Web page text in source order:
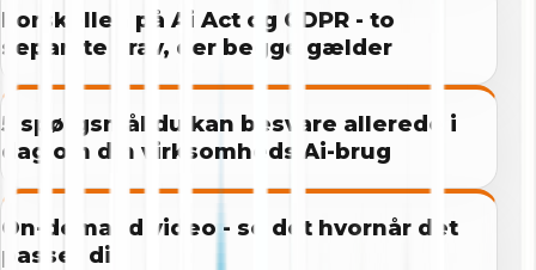
Forskellen på Ai Act og GDPR - to
separate krav, der begge gælder
5 spørgsmål du kan besvare allerede i
dag om din virksomheds Ai-brug
On-demand video - se det hvornår det
passer dig